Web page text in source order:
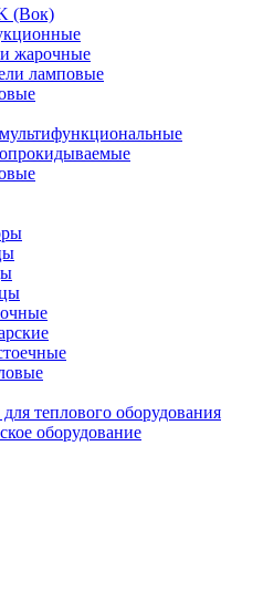
(Вок)
жарочные
ламповые
теплового оборудования
оборудование